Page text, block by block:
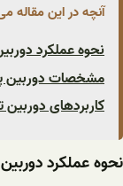
آنچه در این مقاله
نحوه عملکرد
مشخصات دوربین
کاربردهای
نحوه عملکرد